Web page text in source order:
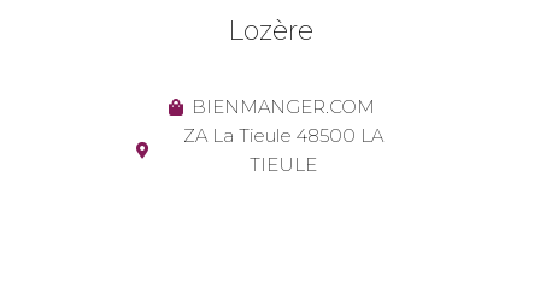
Lozère
BIENMANGER.COM
ZA La Tieule 48500 LA
TIEULE